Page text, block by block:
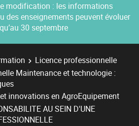
modification : les informations
des enseignements peuvent évoluer
30 septembre
Licence professionnelle
Maintenance et technologie :
innovations en AgroEquipement
AU SEIN D'UNE